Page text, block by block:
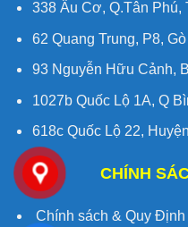
338 Âu Cơ, Q.Tân Phú,
62 Quang Trung, P8,
93 Nguyễn Hữu Cảnh,
1027b Quốc Lộ 1A, Q
618c Quốc Lộ 22,
CHÍNH
Chính sách & Quy Định